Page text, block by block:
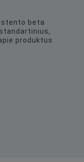
beta
produktus